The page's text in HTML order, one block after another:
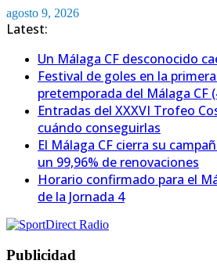
Saltar
al
agosto 9, 2026
Latest:
Un Málaga CF desconocido
Festival de goles en la
pretemporada del Málaga CF
Entradas del XXXVI Trofeo
cuándo conseguirlas
El Málaga CF cierra su
un 99,96% de renovaciones
Horario confirmado para el
de la Jornada 4
Publicidad